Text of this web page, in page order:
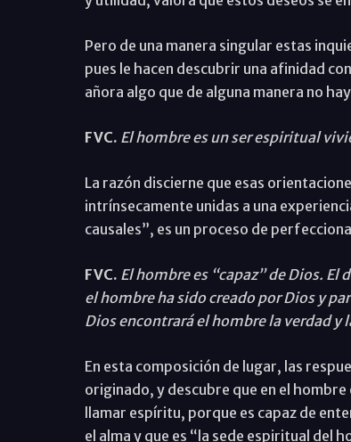
Pero de una manera singular estas
pues le hacen descubrir una afinidad
añora algo que de alguna manera no
FVC. El hombre es un ser espiritual
La razón discierne que esas
intrínsecamente unidas a una
causales”, es un proceso de
FVC. El hombre es “capaz” de Dios.
el hombre ha sido creado por Dios y
Dios encontrará el hombre la verdad y
En esta composición de lugar, las
originado, y descubre que en el
llamar espíritu, porque es capaz de
el alma y que es “la sede espiritual del